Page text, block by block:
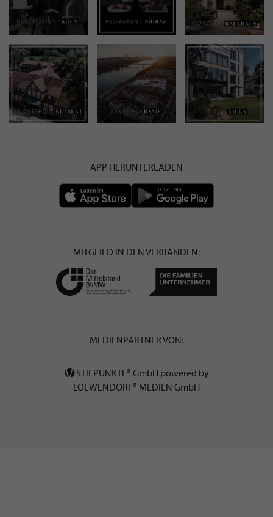
APP HERUNTERLADEN
MITGLIED IN DEN VERBÄNDEN:
MEDIENPARTNER VON:
STILPUNKTE® GmbH powered by
LOEWENDORF® MEDIEN GmbH